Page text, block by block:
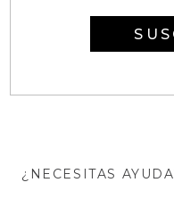
¿NECESITAS